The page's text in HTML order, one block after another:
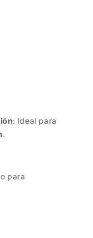
: Ideal para
.
para